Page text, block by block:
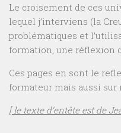
Le croisement de ces
lequel j’interviens (la
problématiques et
formation, une réflexion
Ces pages en sont le
formateur mais aussi sur
[ le texte d’entête est de